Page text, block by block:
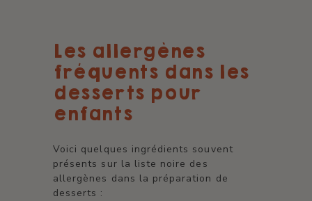
Les allergènes
fréquents dans les
desserts pour
enfants
Voici quelques ingrédients souvent
présents sur la liste noire des
allergènes dans la préparation de
desserts :